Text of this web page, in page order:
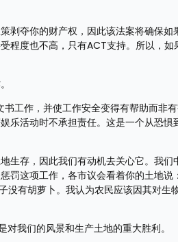
剥夺你的财产权，因此该法案将确保如
程度也不高，只有ACT支持。所以，如
书工作，并使工作安全变得有帮助而非
乐活动时不承担责任。这是一个从恐惧
生存，因此我们有动机去关心它。我们
罚这项工作，各市议会看着你的土地说
没有胡萝卜。我认为农民应该因其对生
我们的风景和生产土地的重大胜利。